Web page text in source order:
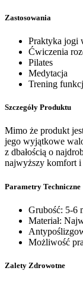
Zastosowania
Praktyka jogi
Ćwiczenia
Pilates
Medytacja
Trening
Szczegóły Produktu
Mimo że produkt
jego wyjątkowe
z dbałością o
najwyższy komfort i
Parametry Techniczne
Grubość: 5-6
Materiał:
Możliwość
Zalety Zdrowotne